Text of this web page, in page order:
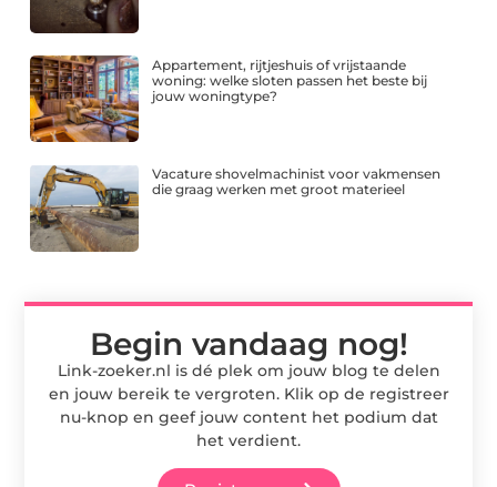
Appartement, rijtjeshuis of vrijstaande
woning: welke sloten passen het beste bij
jouw woningtype?
Vacature shovelmachinist voor vakmensen
die graag werken met groot materieel
Begin vandaag nog!
Link-zoeker.nl is dé plek om jouw blog te delen
en jouw bereik te vergroten. Klik op de registreer
nu-knop en geef jouw content het podium dat
het verdient.